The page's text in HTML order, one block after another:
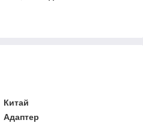
Китай
Адаптер